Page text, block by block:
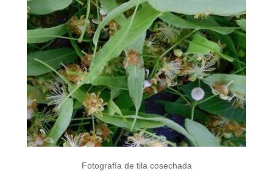
Fotografía de tila cosechada